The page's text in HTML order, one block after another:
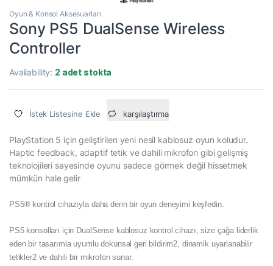
Oyun & Konsol Aksesuarları
Sony PS5 DualSense Wireless
Controller
Availability: 2 adet stokta
İstek Listesine Ekle karşılaştırma
PlayStation 5 için geliştirilen yeni nesil kablosuz oyun koludur.
Haptic feedback, adaptif tetik ve dahili mikrofon gibi gelişmiş
teknolojileri sayesinde oyunu sadece görmek değil hissetmek
mümkün hale gelir
PS5® kontrol cihazıyla daha derin bir oyun deneyimi keşfedin.
PS5 konsolları için DualSense kablosuz kontrol cihazı, size çağa liderlik
eden bir tasarımla uyumlu dokunsal geri bildirim2, dinamik uyarlanabilir
tetikler2 ve dahili bir mikrofon sunar.